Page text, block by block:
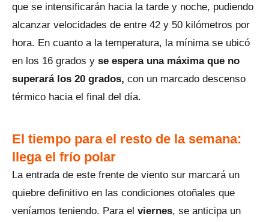
que se intensificarán hacia la tarde y noche, pudiendo
alcanzar velocidades de entre 42 y 50 kilómetros por
hora. En cuanto a la temperatura, la mínima se ubicó
en los 16 grados y se espera una máxima que no
superará los 20 grados, con un marcado descenso
térmico hacia el final del día.
El tiempo para el resto de la semana:
llega el frío polar
La entrada de este frente de viento sur marcará un
quiebre definitivo en las condiciones otoñales que
veníamos teniendo. Para el viernes, se anticipa un